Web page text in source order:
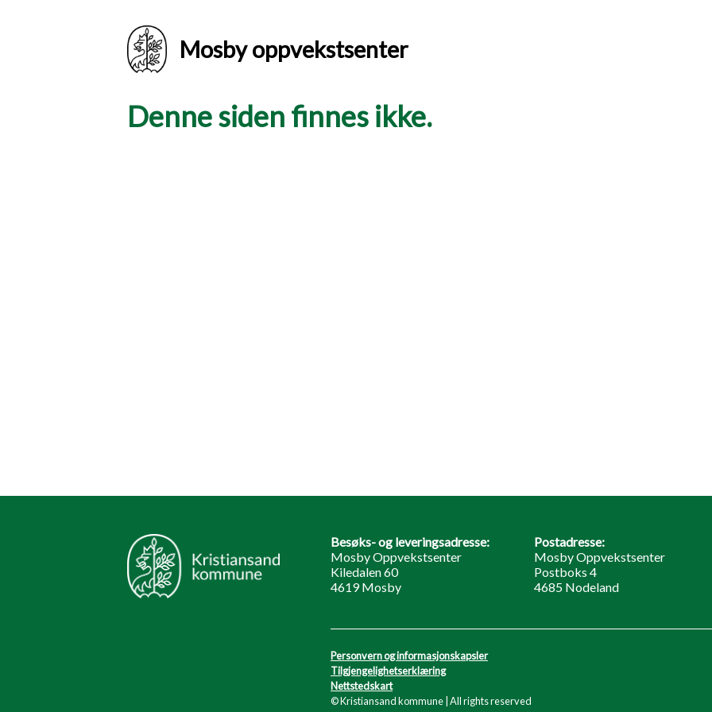
Mosby oppvekstsenter
Denne siden finnes ikke.
Besøks- og leveringsadresse:
Mosby Oppvekstsenter
Kiledalen 60
4619 Mosby
Postadresse:
Mosby Oppvekstsenter
Postboks 4
4685 Nodeland
Personvern og informasjonskapsler
Tilgjengelighetserklæring
Nettstedskart
© Kristiansand kommune | All rights reserved